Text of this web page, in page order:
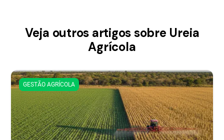
Veja outros artigos sobre Ureia
Agrícola
GESTÃO AGRÍCOLA